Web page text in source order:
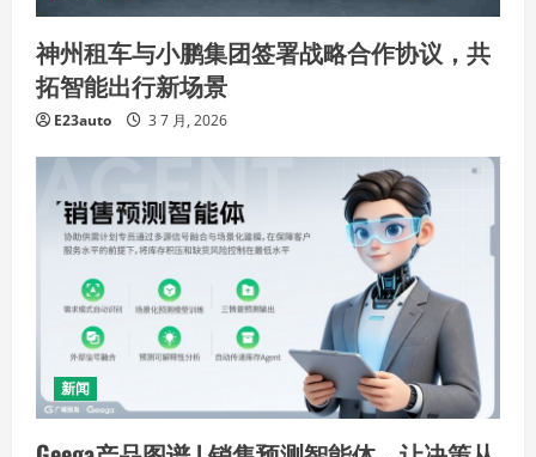
神州租车与小鹏集团签署战略合作协议，共
拓智能出行新场景
E23auto 3 7 月, 2026
新闻